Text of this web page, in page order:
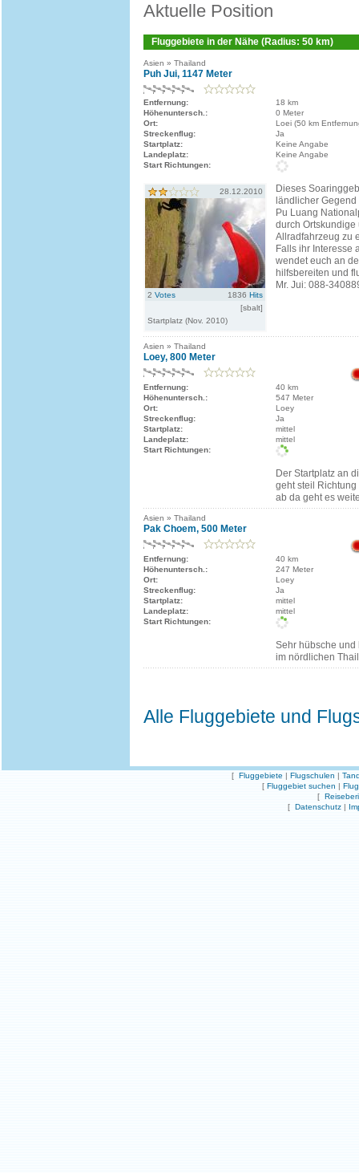
Aktuelle Position
Fluggebiete in der Nähe (Radius: 50 km)
Asien » Thailand
Puh Jui, 1147 Meter
Entfernung:
18 km
Höhenuntersch.:
0 Meter
Ort:
Loei (50 km
Streckenflug:
Ja
Startplatz:
Keine Angabe
Landeplatz:
Keine Angabe
Start Richtungen:
28.12.2010
2 Votes 1836 Hits
[sbalt]
Startplatz (Nov. 2010)
Dieses
ländlicher
Pu Luang
durch Ortskundige
Allradfahrzeug zu
Falls ihr Interesse
wendet euch an
hilfsbereiten und
Mr. Jui: 088-
Asien » Thailand
Loey, 800 Meter
Entfernung:
40 km
Höhenuntersch.:
547 Meter
Ort:
Loey
Streckenflug:
Ja
Startplatz:
mittel
Landeplatz:
mittel
Start Richtungen:
Der Startplatz an
geht steil
ab da geht es
Asien » Thailand
Pak Choem, 500 Meter
Entfernung:
40 km
Höhenuntersch.:
247 Meter
Ort:
Loey
Streckenflug:
Ja
Startplatz:
mittel
Landeplatz:
mittel
Start Richtungen:
Sehr hübsche
im nördlichen
Alle Fluggebiete und
[ Fluggebiete | Flugschulen |
[ Fluggebiet suchen |
[
[ Datenschutz |